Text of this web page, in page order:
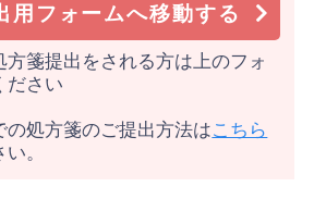
用フォームへ移動する
方箋提出をされる方は上のフォ
ださい
処方箋のご提出方法はこちら
。